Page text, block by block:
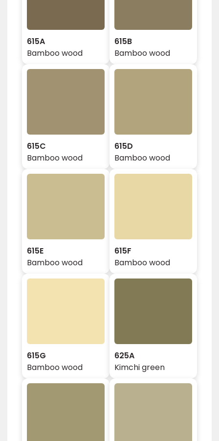
615A
Bamboo wood
615B
Bamboo wood
615C
Bamboo wood
615D
Bamboo wood
615E
Bamboo wood
615F
Bamboo wood
615G
Bamboo wood
625A
Kimchi green